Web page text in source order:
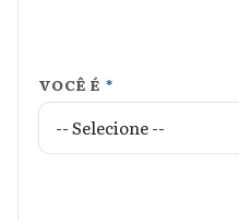
VOCÊ É *